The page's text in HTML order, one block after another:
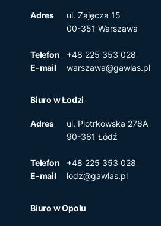
Adres
ul. Zajęcza 15
00-351 Warszawa
Telefon
+48 225 353 028
E-mail
warszawa@gawlas.pl
Biuro w Łodzi
Adres
ul. Piotrkowska 276A
90-361 Łódź
Telefon
+48 225 353 028
E-mail
lodz@gawlas.pl
Biuro w Opolu